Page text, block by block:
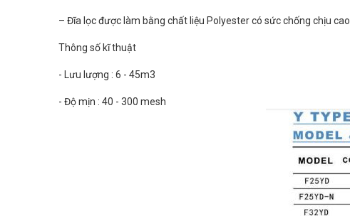
– Đĩa lọc được làm bằng chất liệu Polyester có sức chống chịu cao
Thông số kĩ thuật
- Lưu lượng : 6 - 45m3
- Độ mịn : 40 - 300 mesh